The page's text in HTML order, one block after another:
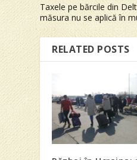
Taxele pe bărcile din
măsura nu se aplică în
RELATED POSTS